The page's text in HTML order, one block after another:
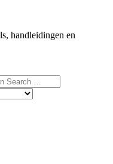
handleidingen en